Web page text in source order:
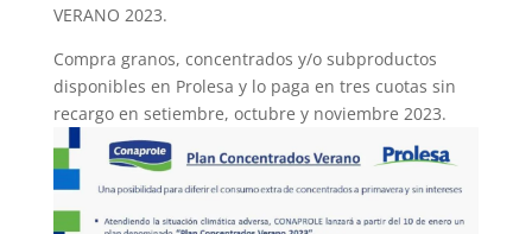
VERANO 2023.
Compra granos, concentrados y/o subproductos
disponibles en Prolesa y lo paga en tres cuotas sin
recargo en setiembre, octubre y noviembre 2023.